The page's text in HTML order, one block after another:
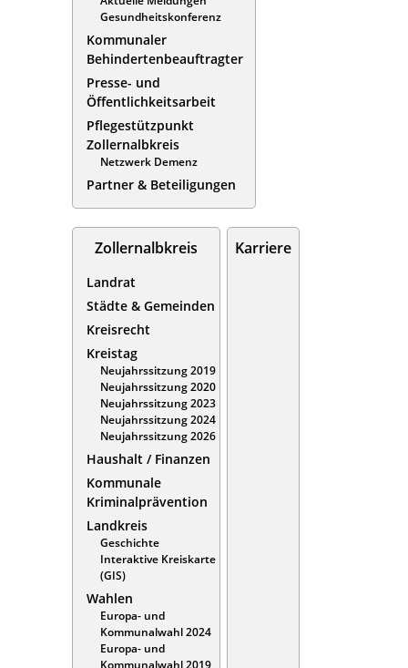
Gesundheitskonferenz
Kommunaler
Behindertenbeauftragter
Presse- und
Öffentlichkeitsarbeit
Pflegestützpunkt
Zollernalbkreis
Netzwerk Demenz
Partner & Beteiligungen
Zollernalbkreis
Landrat
Städte & Gemeinden
Kreisrecht
Kreistag
Neujahrssitzung 2019
Neujahrssitzung 2020
Neujahrssitzung 2023
Neujahrssitzung 2024
Neujahrssitzung 2026
Haushalt / Finanzen
Kommunale
Kriminalprävention
Landkreis
Geschichte
Interaktive Kreiskarte
(GIS)
Wahlen
Europa- und
Kommunalwahl 2024
Europa- und
Kommunalwahl 2019
Karriere